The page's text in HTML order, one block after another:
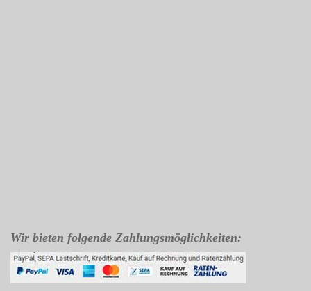
Wir bieten folgende Zahlungsmöglichkeiten: